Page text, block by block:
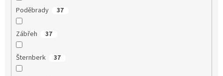
Poděbrady 37
Zábřeh 37
Šternberk 37